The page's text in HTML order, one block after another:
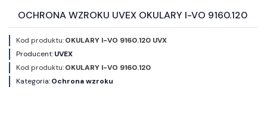
OCHRONA WZROKU UVEX OKULARY I-VO 9160.120
Kod produktu:OKULARY I-VO 9160.120 UVX
Producent:UVEX
Kod produktu:OKULARY I-VO 9160.120
Kategoria:Ochrona wzroku